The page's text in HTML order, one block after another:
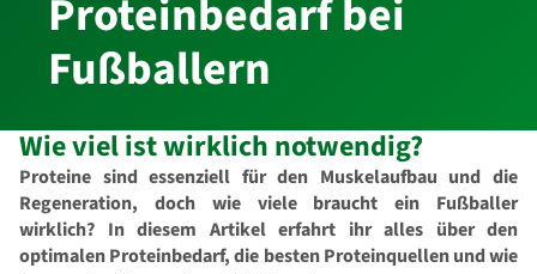
Proteinbedarf bei
Fußballern
Wie viel ist wirklich notwendig?
Proteine sind essenziell für den Muskelaufbau und die
Regeneration, doch wie viele braucht ein Fußballer
wirklich? In diesem Artikel erfahrt ihr alles über den
optimalen Proteinbedarf, die besten Proteinquellen und wie